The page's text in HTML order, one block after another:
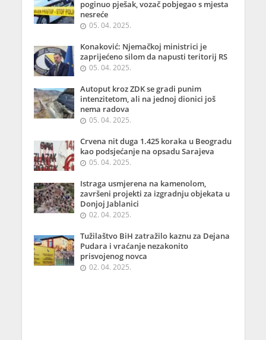
poginuo pješak, vozač pobjegao s mjesta
nesreće
05. 04. 2025.
Konaković: Njemačkoj ministrici je
zaprijećeno silom da napusti teritorij RS
05. 04. 2025.
Autoput kroz ZDK se gradi punim
intenzitetom, ali na jednoj dionici još
nema radova
05. 04. 2025.
Crvena nit duga 1.425 koraka u Beogradu
kao podsjećanje na opsadu Sarajeva
05. 04. 2025.
Istraga usmjerena na kamenolom,
završeni projekti za izgradnju objekata u
Donjoj Jablanici
02. 04. 2025.
Tužilaštvo BiH zatražilo kaznu za Dejana
Pudara i vraćanje nezakonito
prisvojenog novca
02. 04. 2025.